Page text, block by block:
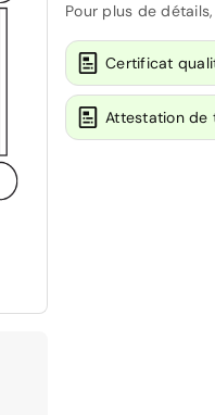
Pour plus de
Certificat
Attestation de